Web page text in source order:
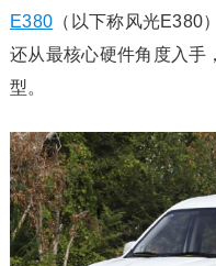
E380 （以下称风光E380
还从最核心硬件角度入手
型。